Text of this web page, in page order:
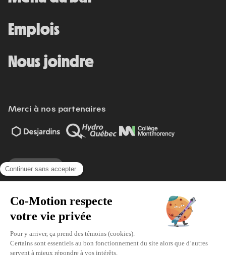
Emplois
Nous joindre
Merci à nos partenaires
Voir tout
© 2026 Co-Motion. Tous droits réservés.
Écoresponsabilité
Politique de confidentialité
Modifier vos préférences de cookies